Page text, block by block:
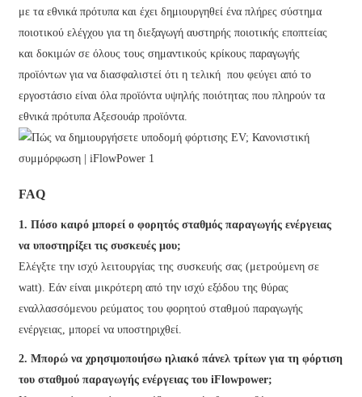
με τα εθνικά πρότυπα και έχει δημιουργηθεί ένα πλήρες σύστημα
ποιοτικού ελέγχου για τη διεξαγωγή αυστηρής ποιοτικής εποπτείας
και δοκιμών σε όλους τους σημαντικούς κρίκους παραγωγής
προϊόντων για να διασφαλιστεί ότι η τελική που φεύγει από το
εργοστάσιο είναι όλα προϊόντα υψηλής ποιότητας που πληρούν τα
εθνικά πρότυπα Αξεσουάρ προϊόντα.
FAQ
1. Πόσο καιρό μπορεί ο φορητός σταθμός παραγωγής ενέργειας
να υποστηρίξει τις συσκευές μου;
Ελέγξτε την ισχύ λειτουργίας της συσκευής σας (μετρούμενη σε
watt). Εάν είναι μικρότερη από την ισχύ εξόδου της θύρας
εναλλασσόμενου ρεύματος του φορητού σταθμού παραγωγής
ενέργειας, μπορεί να υποστηριχθεί.
2. Μπορώ να χρησιμοποιήσω ηλιακό πάνελ τρίτων για τη φόρτιση
του σταθμού παραγωγής ενέργειας του iFlowpower;